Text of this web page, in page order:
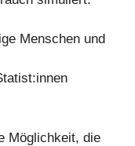
Menschen und
Möglichkeit, die